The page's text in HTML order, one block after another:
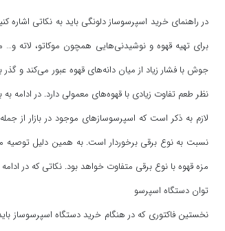
در راهنمای خرید اسپرسوساز دلونگی باید به نکاتی
برای تهیه قهوه و نوشیدنی‌هایی همچون موکاتو، لاته
جوش با فشار زیاد از میان دانه‌های قهوه عبور می‌کند و
نظر طعم تفاوت زیادی با قهوه‌های معمولی دارد. در ادامه
لازم به ذکر است که اسپرسوسازهای موجود در بازار از
نسبت به نوع برقی برخوردار است. به همین دلیل توصیه
مزه قهوه با نوع برقی متفاوت خواهد بود. نکاتی که در
توان دستگاه اسپرسو
نخستین فاکتوری که در هنگام خرید دستگاه اسپرسوساز